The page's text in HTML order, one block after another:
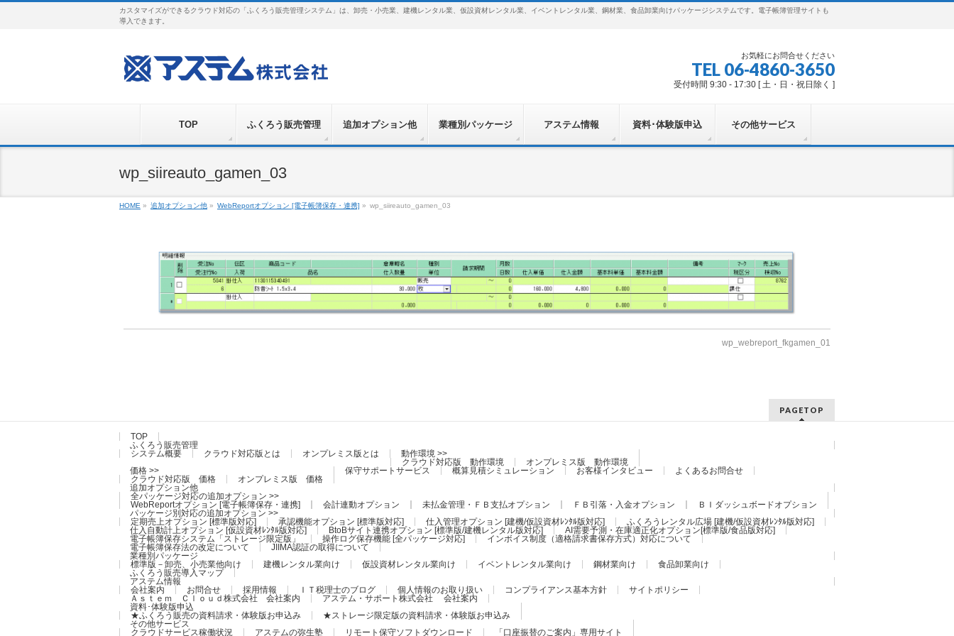
カスタマイズができるクラウド対応の「ふくろう販売管理システム」は、卸売・小売業、建機レンタル業、仮設資材レンタル業、イベントレンタル業、鋼材業、食品卸業向けパッケージシステムです。電子帳簿管理サイトも
導入できます。
お気軽にお問合せください
TEL 06-4860-3650
受付時間 9:30 - 17:30 [ 土・日・祝日除く ]
TOP ふくろう販売管理 追加オプション他 業種別パッケージ アステム情報 資料･体験版申込 その他サービス
wp_siireauto_gamen_03
HOME » 追加オプション他 » WebReportオプション [電子帳簿保存・連携] » wp_siireauto_gamen_03
wp_webreport_fkgamen_01
PAGETOP
TOP
ふくろう販売管理
システム概要
クラウド対応版とは オンプレミス版とは
動作環境 >>
クラウド対応版 動作環境
オンプレミス版 動作環境
価格 >>
クラウド対応版 価格
オンプレミス版 価格
保守サポートサービス 概算見積シミュレーション お客様インタビュー
よくあるお問合せ
追加オプション他
全パッケージ対応の追加オプション >>
WebReportオプション [電子帳簿保存・連携]
会計連動オプション 未払金管理・ＦＢ支払オプション ＦＢ引落・入金オプション
ＢＩダッシュボードオプション
パッケージ別対応の追加オプション >>
定期売上オプション [標準版対応]
承認機能オプション [標準版対応] 仕入管理オプション [建機/仮設資材ﾚﾝﾀﾙ版対応]
ふくろうレンタル広場 [建機/仮設資材ﾚﾝﾀﾙ版対応]
仕入自動計上オプション [仮設資材ﾚﾝﾀﾙ版対応]
BtoBサイト連携オプション [標準版/建機レンタル版対応]
AI需要予測・在庫適正化オプション[標準版/食品版対応]
電子帳簿保存システム「ストレージ限定版」
操作ログ保存機能 [全パッケージ対応]
インボイス制度（適格請求書保存方式）対応について
電子帳簿保存法の改定について
JIIMA認証の取得について
業種別パッケージ
標準版－卸売、小売業他向け
建機レンタル業向け 仮設資材レンタル業向け イベントレンタル業向け 鋼材業向け
食品卸業向け
ふくろう販売導入マップ
アステム情報
会社案内
お問合せ 採用情報 ＩＴ税理士のブログ 個人情報のお取り扱い コンプライアンス基本方針
サイトポリシー
Ａｓｔｅｍ Ｃｌｏｕｄ株式会社 会社案内
アステム・サポート株式会社 会社案内
資料･体験版申込
★ふくろう販売の資料請求・体験版お申込み
★ストレージ限定版の資料請求・体験版お申込み
その他サービス
クラウドサービス稼働状況
アステムの弥生塾 リモート保守ソフトダウンロード 「口座振替のご案内」専用サイト